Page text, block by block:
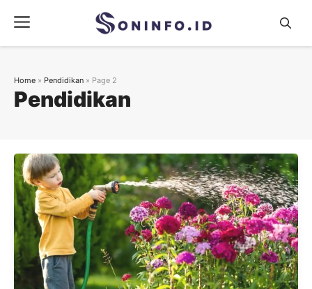
content
Menu
Pendidikan
Home » Pendidikan » Page 2